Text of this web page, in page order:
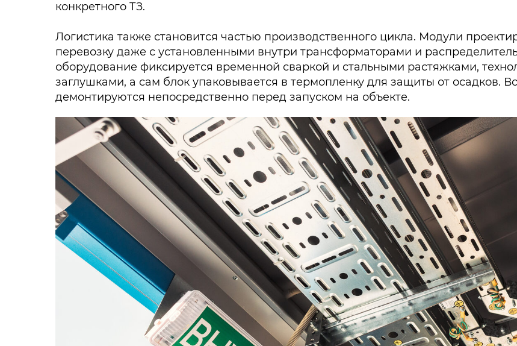
конкретного ТЗ.
Логистика также становится частью производственного цикла. Модули
перевозку даже с установленными внутри трансформаторами и
оборудование фиксируется временной сваркой и стальными растяжками,
заглушками, а сам блок упаковывается в термопленку для защиты от осадков.
демонтируются непосредственно перед запуском на объекте.